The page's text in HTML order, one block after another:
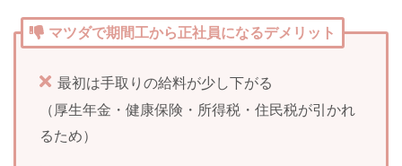
マツダで期間工から正社員になるデメリット
最初は手取りの給料が少し下がる
（厚生年金・健康保険・所得税・住民税が引かれ
るため）